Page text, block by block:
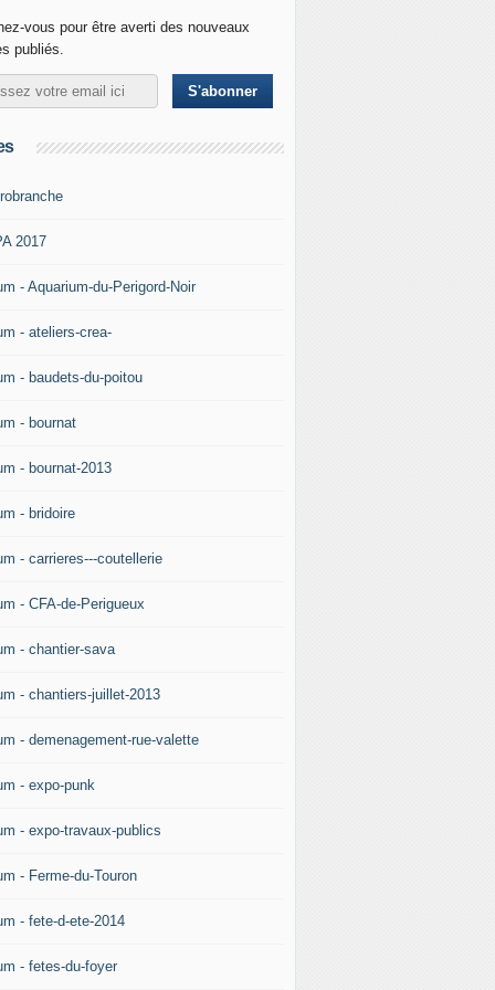
vous pour être averti des nouveaux
publiés.
2017
- Aquarium-du-Perigord-Noir
- ateliers-crea-
- baudets-du-poitou
- bournat
- bournat-2013
- bridoire
- carrieres---coutellerie
- CFA-de-Perigueux
- chantier-sava
- chantiers-juillet-2013
- demenagement-rue-valette
- expo-punk
- expo-travaux-publics
- Ferme-du-Touron
- fete-d-ete-2014
- fetes-du-foyer